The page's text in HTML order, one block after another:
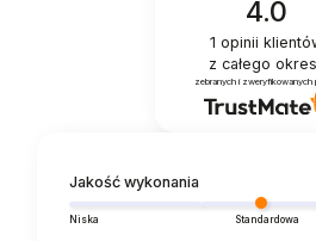
4.0
1 opinii
z całego
zebranych i zweryfikowanych
Jakość wykonania
Niska Standardowa